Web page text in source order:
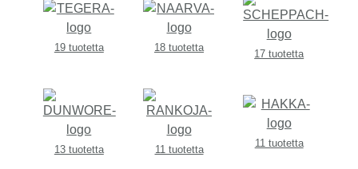
19 tuotetta 18 tuotetta
17 tuotetta
13 tuotetta 11 tuotetta
11 tuotetta